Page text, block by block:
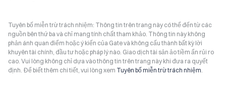
Tuyên bố miễn trừ trách nhiệm: Thông tin trên trang này có thể đến từ các
nguồn bên thứ ba và chỉ mang tính chất tham khảo. Thông tin này không
phản ánh quan điểm hoặc ý kiến của Gate và không cấu thành bất kỳ lời
khuyên tài chính, đầu tư hoặc pháp lý nào. Giao dịch tài sản ảo tiềm ẩn rủi ro
cao. Vui lòng không chỉ dựa vào thông tin trên trang này khi đưa ra quyết
định. Để biết thêm chi tiết, vui lòng xem Tuyên bố miễn trừ trách nhiệm.